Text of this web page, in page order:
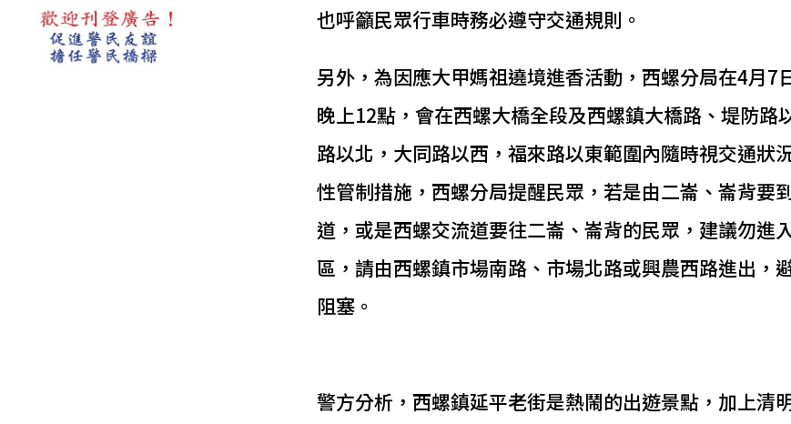
也呼籲民眾行車時務必遵守交通規則。
另外，為因應大甲媽祖遶境進香活動，西螺分局在4月7
晚上12點，會在西螺大橋全段及西螺鎮大橋路、堤防路
路以北，大同路以西，福來路以東範圍內隨時視交通狀
性管制措施，西螺分局提醒民眾，若是由二崙、崙背要
道，或是西螺交流道要往二崙、崙背的民眾，建議勿進
區，請由西螺鎮市場南路、市場北路或興農西路進出，
阻塞。
警方分析，西螺鎮延平老街是熱鬧的出遊景點，加上清